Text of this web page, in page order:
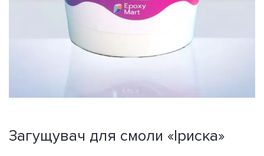
Загущувач для смоли «Іриска»